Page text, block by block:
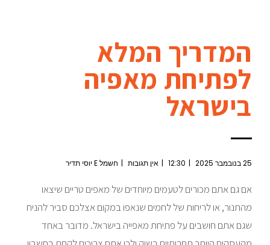
המדריך המלא
לפתיחת מאפיה
בישראל
25 בנובמבר 2025 12:30 אין תגובות חשמל E יוסי תדיר
אם גם אתם מכורים לטעמים מיוחדים של מאפים טריים שיצאו
מהתנור, או לריחות של לחמים שנאפו במקום אצלכם סביר להניח
שגם אתם חושבים על פתיחת מאפייה בישראל. מדובר באחד